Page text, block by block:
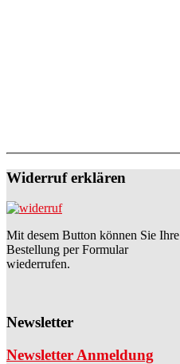
Widerruf erklären
Mit desem Button können Sie Ihre
Bestellung per Formular
wiederrufen.
Newsletter
Newsletter Anmeldung